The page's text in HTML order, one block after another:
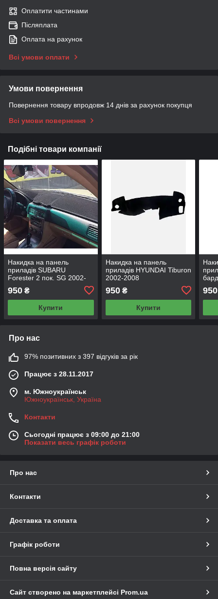
Оплатити частинами
Післяплата
Оплата на рахунок
Всі умови оплати
Умови повернення
Повернення товару впродовж 14 днів за рахунок покупця
Всі умови повернення
Подібні товари компанії
Накидка на панель
приладів SUBARU
Forester 2 пок. SG 2002-
950 ₴
Купити
Накидка на панель
приладів HYUNDAI Tiburon
2002-2008
950₴
Купити
950
Про нас
97% позитивних з 397 відгуків за рік
Працює з 28.11.2017
м. Южноукраїнськ
Южноукраїнськ, Україна
Контакти
Сьогодні працює з 09:00 до 21:00
Показати весь графік роботи
Про нас
Контакти
Доставка та оплата
Графік роботи
Повна версія сайту
Сайт створено на маркетплейсі Prom.ua